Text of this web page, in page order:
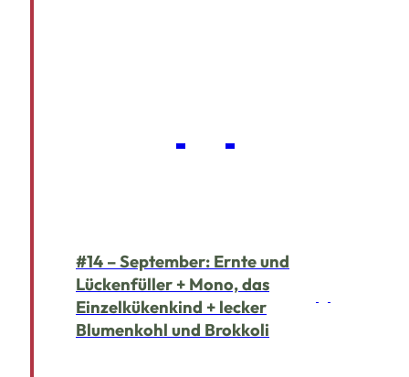
#14 – September: Ernte und
Lückenfüller + Mono, das
Einzelkükenkind + lecker
Blumenkohl und Brokkoli